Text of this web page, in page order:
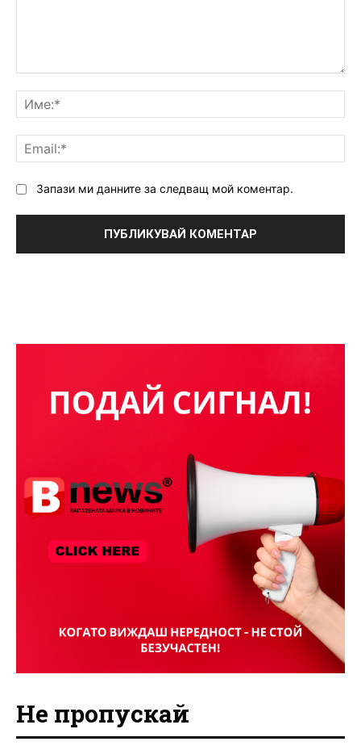
Запази ми данните за следващ мой коментар.
Не пропускай